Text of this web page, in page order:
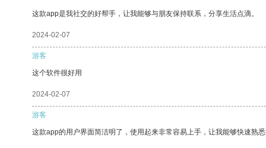
这款app是我社交的好帮手，让我能够与朋友保持联系，分享生活点滴。
2024-02-07
游客
这个软件很好用
2024-02-07
游客
这款app的用户界面简洁明了，使用起来非常容易上手，让我能够快速熟